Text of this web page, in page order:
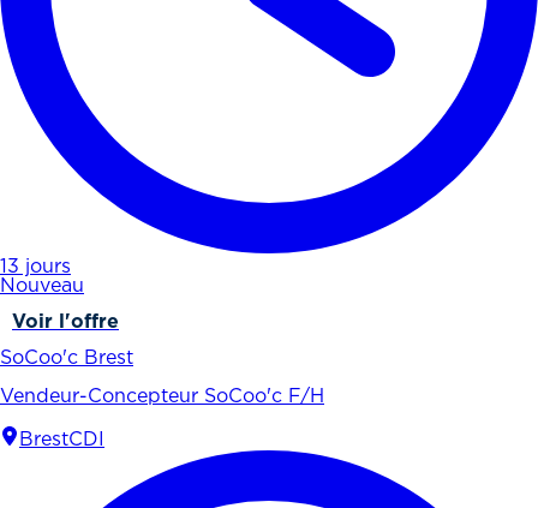
13 jours
Nouveau
Voir l'offre
SoCoo'c Brest
Vendeur-Concepteur SoCoo'c F/H
BrestCDI